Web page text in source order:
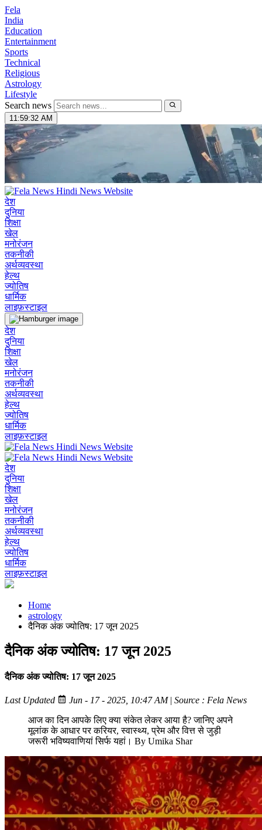
Fela
India
Education
Entertainment
Sports
Technical
Religious
Astrology
Lifestyle
Search news
11:59:33 AM
देश
दुनिया
शिक्षा
खेल
मनोरंजन
तकनीकी
अर्थव्यवस्था
हेल्थ
ज्योतिष
धार्मिक
लाइफ़स्टाइल
देश
दुनिया
शिक्षा
खेल
मनोरंजन
तकनीकी
अर्थव्यवस्था
हेल्थ
ज्योतिष
धार्मिक
लाइफ़स्टाइल
देश
दुनिया
शिक्षा
खेल
मनोरंजन
तकनीकी
अर्थव्यवस्था
हेल्थ
ज्योतिष
धार्मिक
लाइफ़स्टाइल
Home
astrology
दैनिक अंक ज्योतिष: 17 जून 2025
दैनिक अंक ज्योतिष: 17 जून 2025
दैनिक अंक ज्योतिष: 17 जून 2025
Last Updated Jun - 17 - 2025, 10:47 AM| Source : Fela News
आज का दिन आपके लिए क्या संकेत लेकर आया है? जानिए अपने
मूलांक के आधार पर करियर, स्वास्थ्य, प्रेम और वित्त से जुड़ी
जरूरी भविष्यवाणियां सिर्फ यहां। By Umika Shar